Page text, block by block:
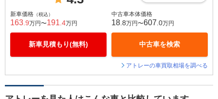
新車価格 （税込）
163 .9万円〜191 .4万円
新車見積もり(無料)
中古車本体価格
18 .8万円〜607 .0万円
中古車を検索
アトレーの車買取相場を調べる